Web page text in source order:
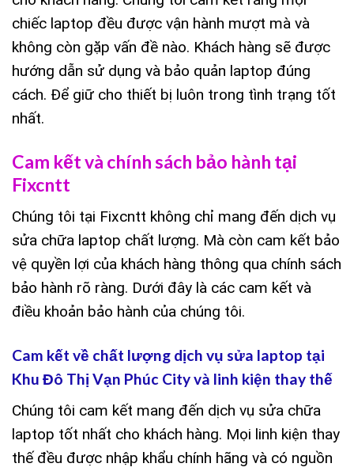
chiếc laptop đều được vận hành mượt mà và
không còn gặp vấn đề nào. Khách hàng sẽ được
hướng dẫn sử dụng và bảo quản laptop đúng
cách. Để giữ cho thiết bị luôn trong tình trạng tốt
nhất.
Cam kết và chính sách bảo hành tại
Fixcntt
Chúng tôi tại Fixcntt không chỉ mang đến dịch vụ
sửa chữa laptop chất lượng. Mà còn cam kết bảo
vệ quyền lợi của khách hàng thông qua chính sách
bảo hành rõ ràng. Dưới đây là các cam kết và
điều khoản bảo hành của chúng tôi.
Cam kết về chất lượng dịch vụ sửa laptop tại
Khu Đô Thị Vạn Phúc City và linh kiện thay thế
Chúng tôi cam kết mang đến dịch vụ sửa chữa
laptop tốt nhất cho khách hàng. Mọi linh kiện thay
thế đều được nhập khẩu chính hãng và có nguồn